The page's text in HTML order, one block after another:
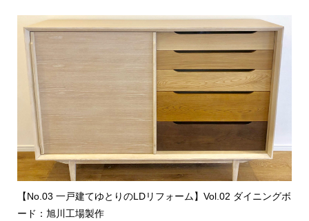
【No.03 一戸建てゆとりのLDリフォーム】Vol.02 ダイニングボ
ード：旭川工場製作